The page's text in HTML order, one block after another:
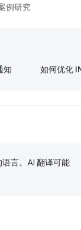
例研究
知 如何优化
言。AI 翻译可能